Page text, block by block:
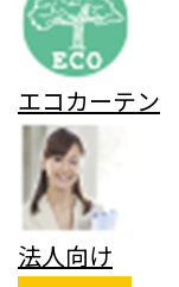
エコカーテン
法人向け